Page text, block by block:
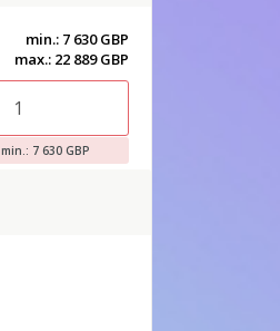
min.: 7 630 GBP
max.: 22 889 GBP
min.: 7 630 GBP